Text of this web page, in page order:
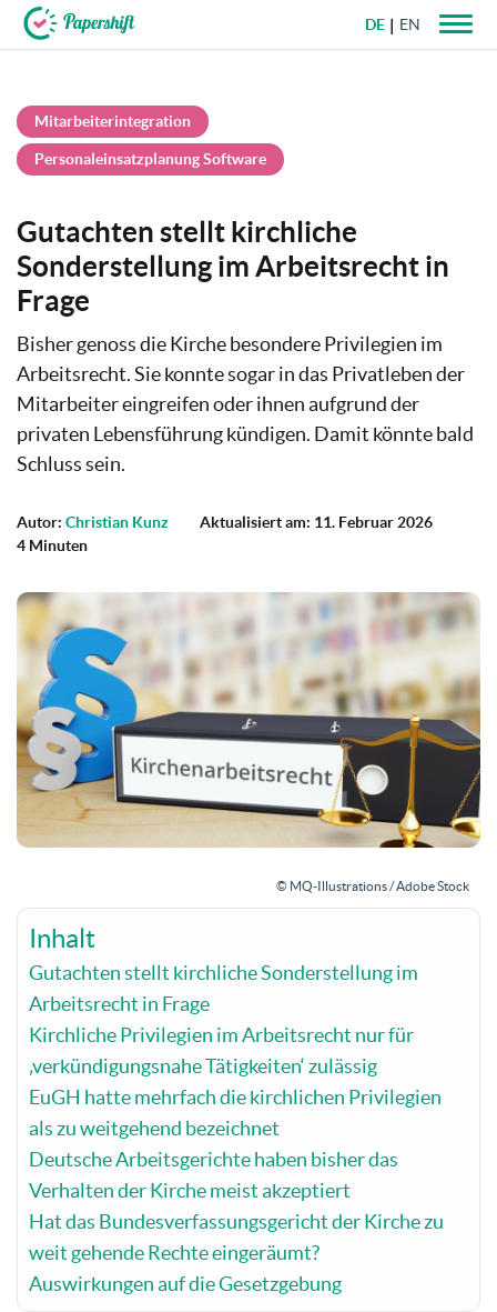
DE EN
Mitarbeiterintegration
Personaleinsatzplanung Software
Gutachten stellt kirchliche
Sonderstellung im Arbeitsrecht in
Frage
Bisher genoss die Kirche besondere Privilegien im
Arbeitsrecht. Sie konnte sogar in das Privatleben der
Mitarbeiter eingreifen oder ihnen aufgrund der
privaten Lebensführung kündigen. Damit könnte bald
Schluss sein.
Autor: Christian Kunz
Aktualisiert am: 11. Februar 2026
4 Minuten
© MQ-Illustrations / Adobe Stock
Inhalt
Gutachten stellt kirchliche Sonderstellung im
Arbeitsrecht in Frage
Kirchliche Privilegien im Arbeitsrecht nur für
‚verkündigungsnahe Tätigkeiten‘ zulässig
EuGH hatte mehrfach die kirchlichen Privilegien
als zu weitgehend bezeichnet
Deutsche Arbeitsgerichte haben bisher das
Verhalten der Kirche meist akzeptiert
Hat das Bundesverfassungsgericht der Kirche zu
weit gehende Rechte eingeräumt?
Auswirkungen auf die Gesetzgebung